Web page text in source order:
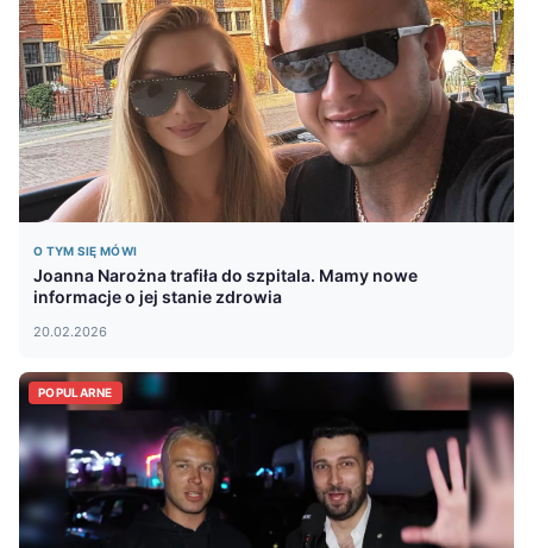
O TYM SIĘ MÓWI
Joanna Narożna trafiła do szpitala. Mamy nowe
informacje o jej stanie zdrowia
20.02.2026
POPULARNE